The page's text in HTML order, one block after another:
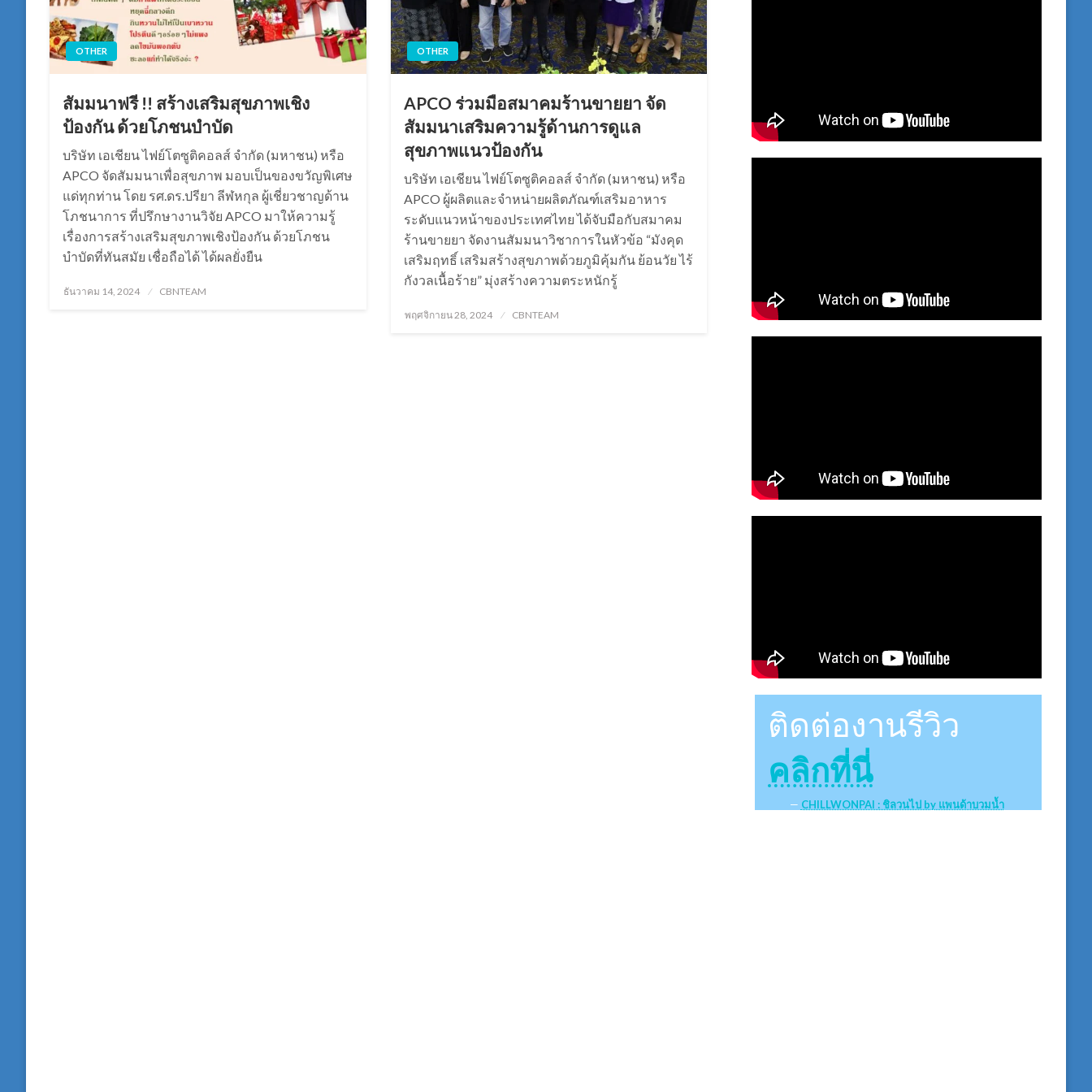
OTHER
สัมมนาฟรี !! สร้างเสริมสุขภาพเชิง
ป้องกัน ด้วยโภชนบำบัด
บริษัท เอเชียน ไฟย์โตซูติคอลส์ จำกัด (มหาชน) หรือ
APCO จัดสัมมนาเพื่อสุขภาพ มอบเป็นของขวัญพิเศษ
แด่ทุกท่าน โดย รศ.ดร.ปรียา ลีฬหกุล ผู้เชี่ยวชาญด้าน
โภชนาการ ที่ปรึกษางานวิจัย APCO มาให้ความรู้
เรื่องการสร้างเสริมสุขภาพเชิงป้องกัน ด้วยโภชน
บำบัดที่ทันสมัย เชื่อถือได้ ได้ผลยั่งยืน
Posted
ธันวาคม 14, 2024 CBNTEAM
OTHER
APCO ร่วมมือสมาคมร้านขายยา จัด
สัมมนาเสริมความรู้ด้านการดูแล
สุขภาพแนวป้องกัน
บริษัท เอเชียน ไฟย์โตซูติคอลส์ จำกัด (มหาชน) หรือ
APCO ผู้ผลิตและจำหน่ายผลิตภัณฑ์เสริมอาหาร
ระดับแนวหน้าของประเทศไทย ได้จับมือกับสมาคม
ร้านขายยา จัดงานสัมมนาวิชาการในหัวข้อ “มังคุด
เสริมฤทธิ์ เสริมสร้างสุขภาพด้วยภูมิคุ้มกัน ย้อนวัย ไร้
กังวลเนื้อร้าย” มุ่งสร้างความตระหนักรู้
Posted
พฤศจิกายน 28, 2024 CBNTEAM
ติดต่องานรีวิว
คลิกที่นี่
CHILLWONPAI : ชิลวนไป by แพนด้าบวมน้ำ